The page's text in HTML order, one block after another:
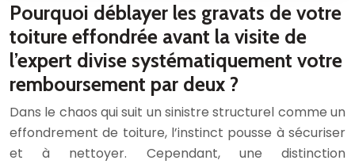
Pourquoi déblayer les gravats de votre
toiture effondrée avant la visite de
l’expert divise systématiquement votre
remboursement par deux ?
Dans le chaos qui suit un sinistre structurel comme un
effondrement de toiture, l’instinct pousse à sécuriser
et à nettoyer. Cependant, une distinction